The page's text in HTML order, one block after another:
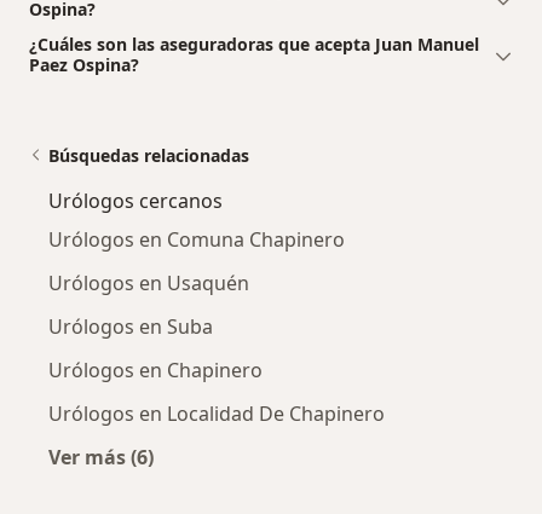
Ospina?
¿Cuáles son las aseguradoras que acepta Juan Manuel
Paez Ospina?
Búsquedas relacionadas
Urólogos cercanos
Urólogos en Comuna Chapinero
Urólogos en Usaquén
Urólogos en Suba
Urólogos en Chapinero
Urólogos en Localidad De Chapinero
Ver más (6)